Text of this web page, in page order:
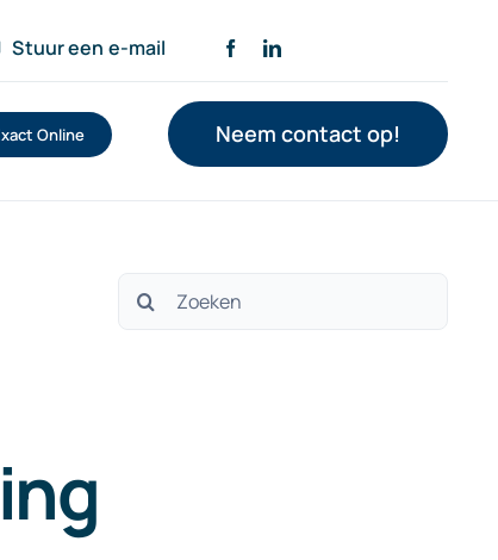
Stuur een e-mail
Online Neem contact op!
Zoeken